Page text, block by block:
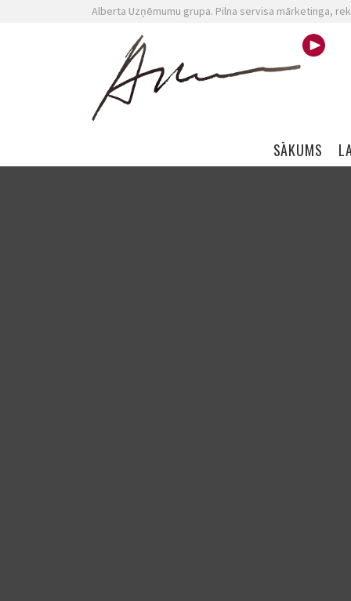
Alberta Uzņēmumu grupa. Pilna servisa mārketinga,
Skip navigation
SĀKUMS